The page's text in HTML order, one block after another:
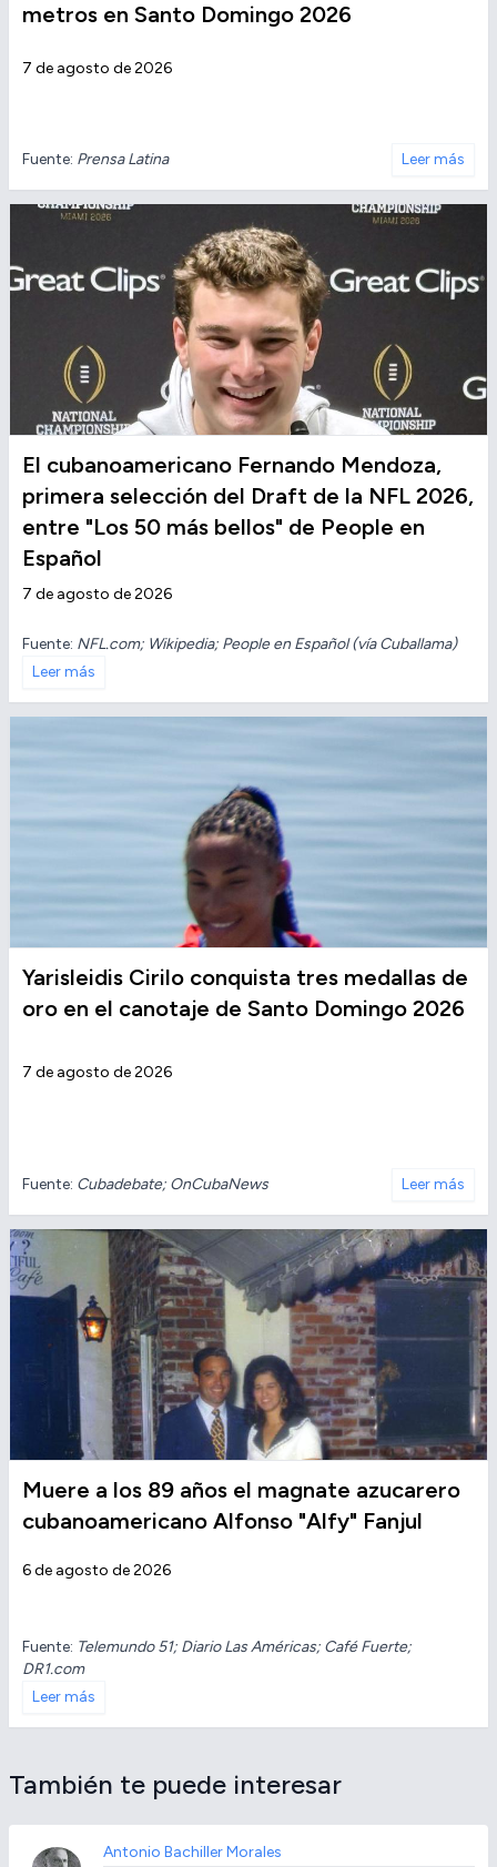
metros en Santo Domingo 2026
7 de agosto de 2026
Fuente: Prensa Latina Leer más
El cubanoamericano Fernando Mendoza,
primera selección del Draft de la NFL 2026,
entre "Los 50 más bellos" de People en
Español
7 de agosto de 2026
Fuente: NFL.com; Wikipedia; People en Español (vía Cuballama)
Leer más
Yarisleidis Cirilo conquista tres medallas de
oro en el canotaje de Santo Domingo 2026
7 de agosto de 2026
Fuente: Cubadebate; OnCubaNews Leer más
Muere a los 89 años el magnate azucarero
cubanoamericano Alfonso "Alfy" Fanjul
6 de agosto de 2026
Fuente: Telemundo 51; Diario Las Américas; Café Fuerte;
DR1.com
Leer más
También te puede interesar
Antonio Bachiller Morales